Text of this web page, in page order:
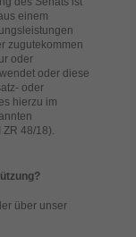
einem
zugutekommen
oder
oder diese
oder
hierzu im
ZR 48/18).
über unser
und sind für
Einwilligung